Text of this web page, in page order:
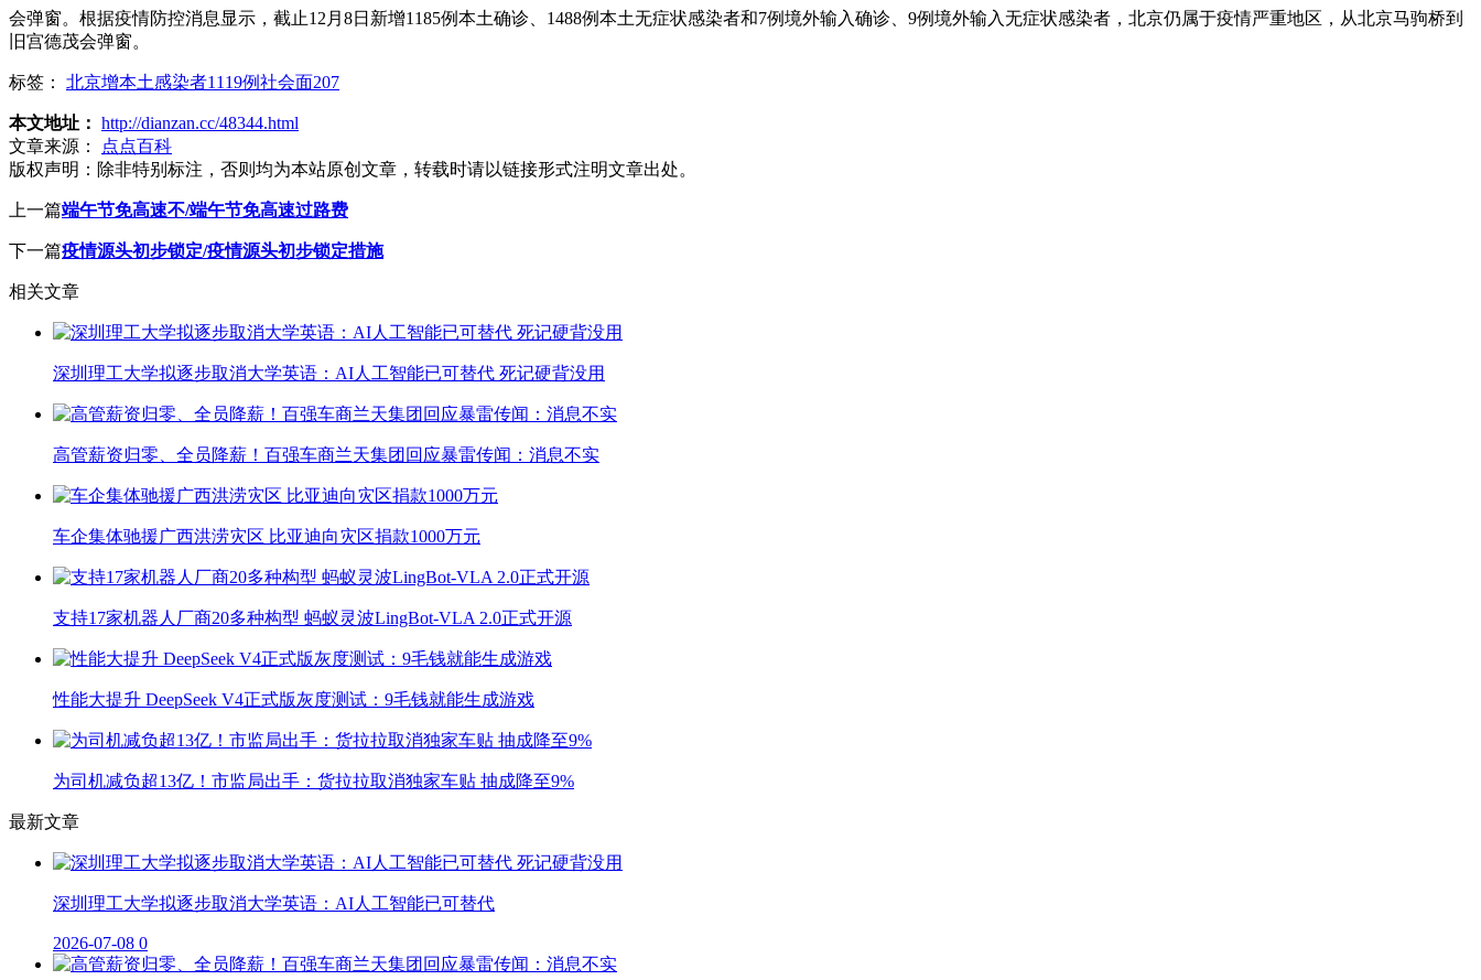
会弹窗。根据疫情防控消息显示，截止12月8日新增1185例本土确诊、1488例本土无症状感染者和7例境外输入确诊、9例境外输入无症状感染者，北京仍属于疫情严重地区，从北京马驹桥到
旧宫德茂会弹窗。
标签： 北京增本土感染者1119例社会面207
本文地址： http://dianzan.cc/48344.html
文章来源：
点点百科
版权声明： 除非特别标注，否则均为本站原创文章，转载时请以链接形式注明文章出处。
上一篇端午节免高速不/端午节免高速过路费
下一篇疫情源头初步锁定/疫情源头初步锁定措施
相关文章
深圳理工大学拟逐步取消大学英语：AI人工智能已可替代 死记硬背没用
高管薪资归零、全员降薪！百强车商兰天集团回应暴雷传闻：消息不实
车企集体驰援广西洪涝灾区 比亚迪向灾区捐款1000万元
支持17家机器人厂商20多种构型 蚂蚁灵波LingBot-VLA 2.0正式开源
性能大提升 DeepSeek V4正式版灰度测试：9毛钱就能生成游戏
为司机减负超13亿！市监局出手：货拉拉取消独家车贴 抽成降至9%
最新文章
深圳理工大学拟逐步取消大学英语：AI人工智能已可替代
2026-07-08 0